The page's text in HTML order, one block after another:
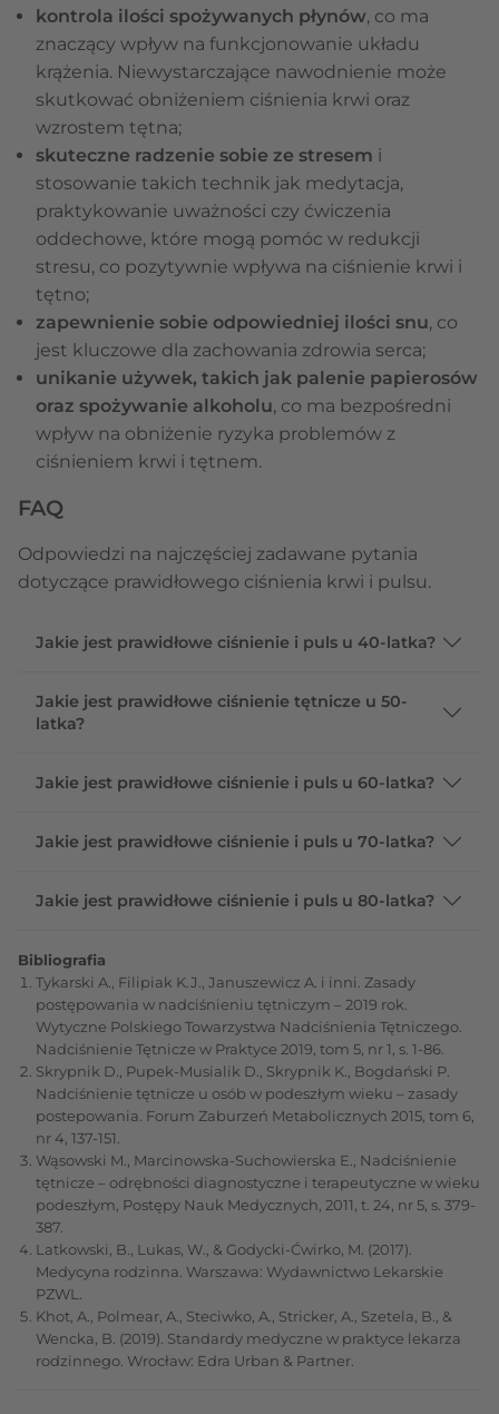
kontrola ilości spożywanych płynów, co ma
znaczący wpływ na funkcjonowanie układu
krążenia. Niewystarczające nawodnienie może
skutkować obniżeniem ciśnienia krwi oraz
wzrostem tętna;
skuteczne radzenie sobie ze stresem i
stosowanie takich technik jak medytacja,
praktykowanie uważności czy ćwiczenia
oddechowe, które mogą pomóc w redukcji
stresu, co pozytywnie wpływa na ciśnienie krwi i
tętno;
zapewnienie sobie odpowiedniej ilości snu, co
jest kluczowe dla zachowania zdrowia serca;
unikanie używek, takich jak palenie papierosów
oraz spożywanie alkoholu, co ma bezpośredni
wpływ na obniżenie ryzyka problemów z
ciśnieniem krwi i tętnem.
FAQ
Odpowiedzi na najczęściej zadawane pytania
dotyczące prawidłowego ciśnienia krwi i pulsu.
Jakie jest prawidłowe ciśnienie i puls u 40-latka?
Jakie jest prawidłowe ciśnienie tętnicze u 50-
latka?
Jakie jest prawidłowe ciśnienie i puls u 60-latka?
Jakie jest prawidłowe ciśnienie i puls u 70-latka?
Jakie jest prawidłowe ciśnienie i puls u 80-latka?
Bibliografia
Tykarski A., Filipiak K.J., Januszewicz A. i inni. Zasady
postępowania w nadciśnieniu tętniczym – 2019 rok.
Wytyczne Polskiego Towarzystwa Nadciśnienia Tętniczego.
Nadciśnienie Tętnicze w Praktyce 2019, tom 5, nr 1, s. 1-86.
Skrypnik D., Pupek-Musialik D., Skrypnik K., Bogdański P.
Nadciśnienie tętnicze u osób w podeszłym wieku – zasady
postepowania. Forum Zaburzeń Metabolicznych 2015, tom 6,
nr 4, 137-151.
Wąsowski M., Marcinowska-Suchowierska E., Nadciśnienie
tętnicze – odrębności diagnostyczne i terapeutyczne w wieku
podeszłym, Postępy Nauk Medycznych, 2011, t. 24, nr 5, s. 379-
387.
Latkowski, B., Lukas, W., & Godycki-Ćwirko, M. (2017).
Medycyna rodzinna. Warszawa: Wydawnictwo Lekarskie
PZWL.
Khot, A., Polmear, A., Steciwko, A., Stricker, A., Szetela, B., &
Wencka, B. (2019). Standardy medyczne w praktyce lekarza
rodzinnego. Wrocław: Edra Urban & Partner.